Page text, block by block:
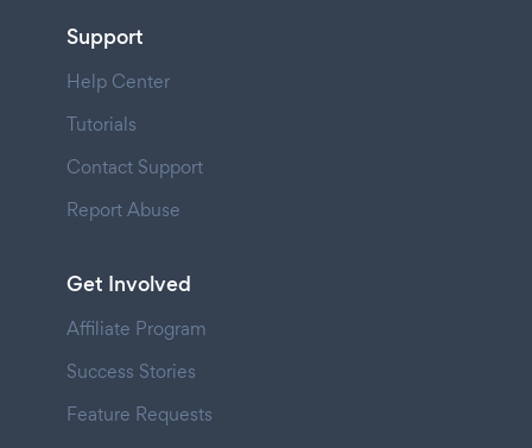
Support
Help Center
Tutorials
Contact Support
Report Abuse
Get Involved
Affiliate Program
Success Stories
Feature Requests